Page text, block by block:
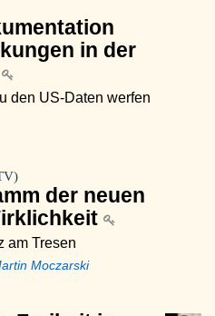
in der
den US-Daten werfen
der neuen
am Tresen
Moczarski